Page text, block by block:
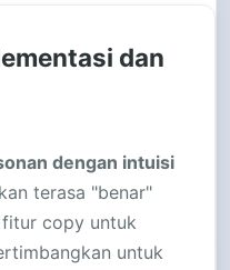
dan
dengan intuisi
terasa "benar"
copy untuk
untuk